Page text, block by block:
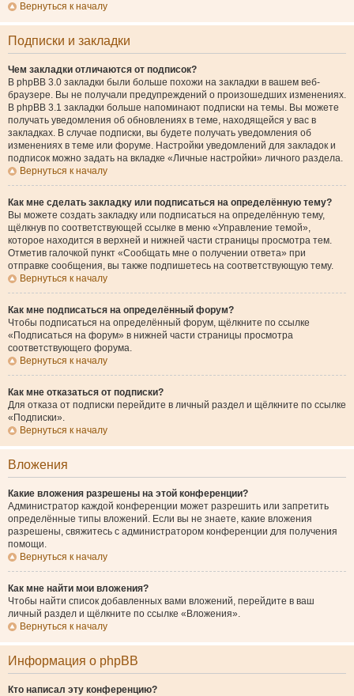
Вернуться к началу
Подписки и закладки
Чем закладки отличаются от подписок?
В phpBB 3.0 закладки были больше похожи на закладки в вашем веб-
браузере. Вы не получали предупреждений о произошедших изменениях.
В phpBB 3.1 закладки больше напоминают подписки на темы. Вы можете
получать уведомления об обновлениях в теме, находящейся у вас в
закладках. В случае подписки, вы будете получать уведомления об
изменениях в теме или форуме. Настройки уведомлений для закладок и
подписок можно задать на вкладке «Личные настройки» личного раздела.
Вернуться к началу
Как мне сделать закладку или подписаться на определённую тему?
Вы можете создать закладку или подписаться на определённую тему,
щёлкнув по соответствующей ссылке в меню «Управление темой»,
которое находится в верхней и нижней части страницы просмотра тем.
Отметив галочкой пункт «Сообщать мне о получении ответа» при
отправке сообщения, вы также подпишетесь на соответствующую тему.
Вернуться к началу
Как мне подписаться на определённый форум?
Чтобы подписаться на определённый форум, щёлкните по ссылке
«Подписаться на форум» в нижней части страницы просмотра
соответствующего форума.
Вернуться к началу
Как мне отказаться от подписки?
Для отказа от подписки перейдите в личный раздел и щёлкните по ссылке
«Подписки».
Вернуться к началу
Вложения
Какие вложения разрешены на этой конференции?
Администратор каждой конференции может разрешить или запретить
определённые типы вложений. Если вы не знаете, какие вложения
разрешены, свяжитесь с администратором конференции для получения
помощи.
Вернуться к началу
Как мне найти мои вложения?
Чтобы найти список добавленных вами вложений, перейдите в ваш
личный раздел и щёлкните по ссылке «Вложения».
Вернуться к началу
Информация о phpBB
Кто написал эту конференцию?